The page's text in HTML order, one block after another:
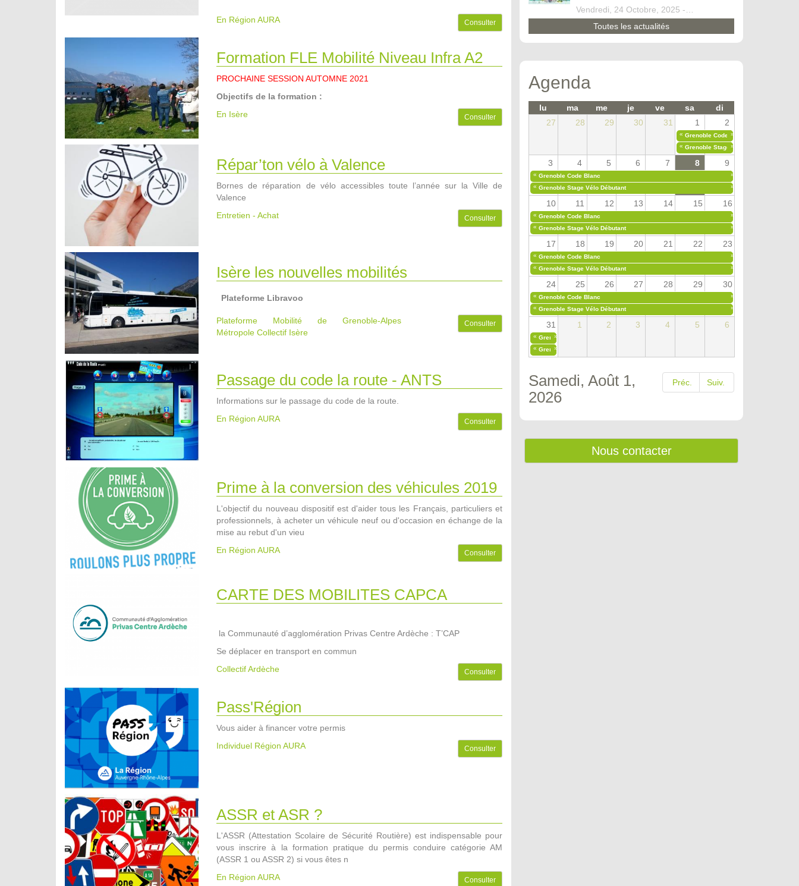
En Région AURA Consulter
Formation FLE Mobilité Niveau Infra A2
PROCHAINE SESSION AUTOMNE 2021
Objectifs de la formation :
En Isère
Consulter
Répar’ton vélo à Valence
Bornes de réparation de vélo accessibles toute l’année sur la Ville de
Valence
Entretien - Achat
Consulter
Isère les nouvelles mobilités
Plateforme Libravoo
Plateforme Mobilité de Grenoble-Alpes
Métropole Collectif Isère
Consulter
Passage du code la route - ANTS
Informations sur le passage du code de la route.
En Région AURA
Consulter
Prime à la conversion des véhicules 2019
L'objectif du nouveau dispositif est d'aider tous les Français, particuliers et
professionnels, à acheter un véhicule neuf ou d'occasion en échange de la
mise au rebut d'un vieu
En Région AURA
Consulter
CARTE DES MOBILITES CAPCA
la Communauté d’agglomération Privas Centre Ardèche : T’CAP
Se déplacer en transport en commun
Collectif Ardèche
Consulter
Pass'Région
Vous aider à financer votre permis
Individuel Région AURA
Consulter
ASSR et ASR ?
L'ASSR (Attestation Scolaire de Sécurité Routière) est indispensable pour
vous inscrire à la formation pratique du permis conduire catégorie AM
(ASSR 1 ou ASSR 2) si vous êtes n
En Région AURA
Consulter
Toutes les actualités
Agenda
lu ma me je ve sa
di
27
28 29 30 31 1 2
« Grenoble Code Blanc
»
« Grenoble Stage Vélo Débutant
»
3 4 5 6 7 8 9
« Grenoble Code Blanc
»
« Grenoble Stage Vélo Débutant »
10 11 12 13 14 15 16
« Grenoble Code Blanc
»
« Grenoble Stage Vélo Débutant »
17 18 19 20 21 22 23
« Grenoble Code Blanc
»
« Grenoble Stage Vélo Débutant »
24 25 26 27 28 29 30
« Grenoble Code Blanc
»
« Grenoble Stage Vélo Débutant »
31 1 2 3 4 5 6
« Grenoble Code Blanc
»
« Grenoble Stage Vélo Débutant
»
Préc. Suiv.
Samedi, Août 1,
2026
Nous contacter